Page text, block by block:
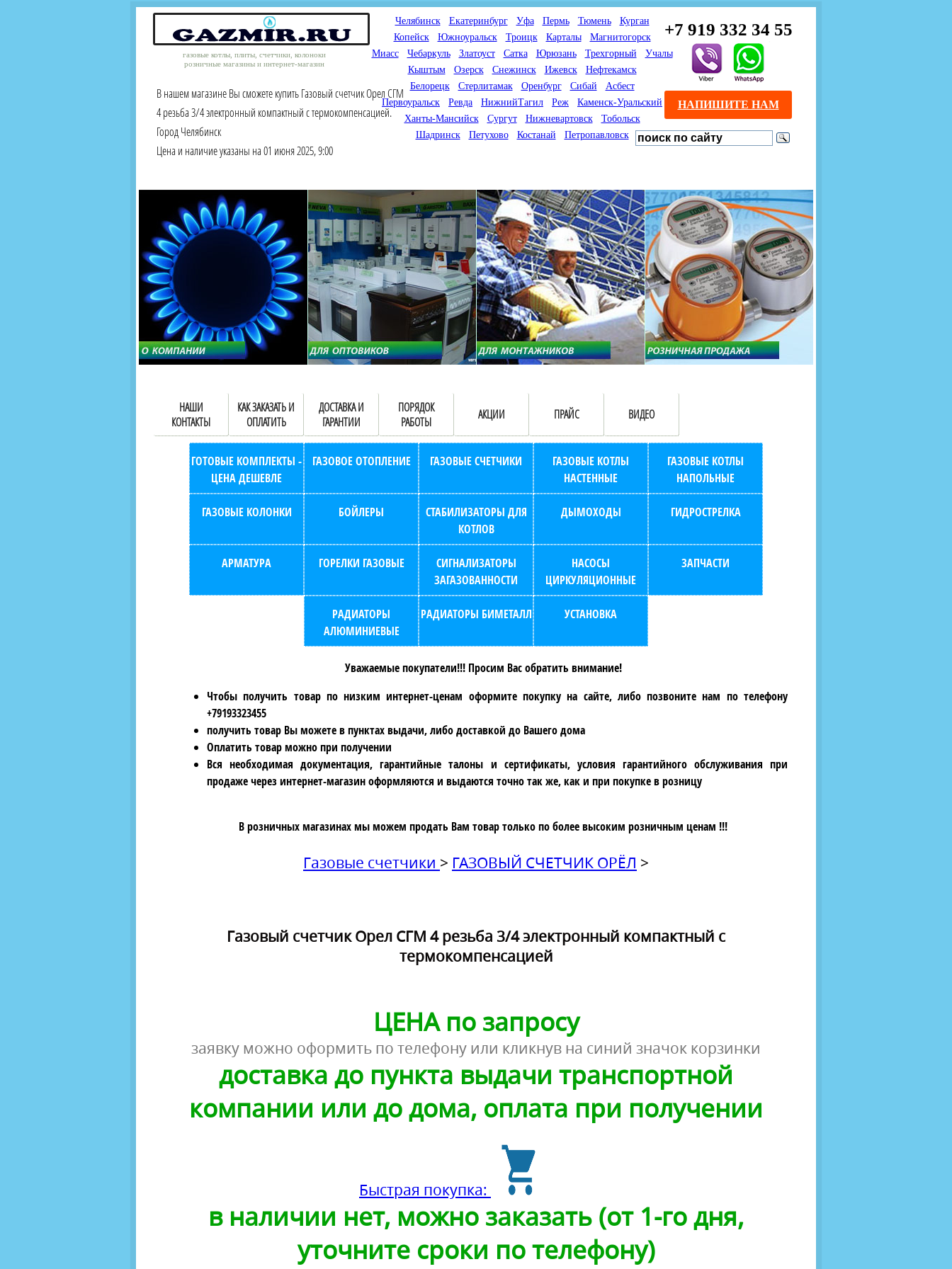
газовые котлы, плиты, счетчики, колоноки
розничные магазины и интернет-магазин
+7 919 332 34 55
Челябинск Екатеринбург Уфа Пермь Тюмень
Курган
Копейск
Южноуральск Троицк Карталы
Магнитогорск
Миасс
Чебаркуль Златоуст Сатка Юрюзань Трехгорный
Учалы
Кыштым
Озерск Снежинск Ижевск
Нефтекамск
Белорецк
Стерлитамак Оренбург Сибай
Асбест
Первоуральск
Ревда НижнийТагил Реж
Каменск-Уральский
Ханты-Мансийск
Сургут Нижневартовск
Тобольск
Шадринск
Петухово Костанай Петропавловск
В нашем магазине Вы сможете купить Газовый счетчик Орел СГМ
4 резьба 3/4 электронный компактный с термокомпенсацией.
Город Челябинск
Цена и наличие указаны на 01 июня 2025, 9:00
НАПИШИТЕ НАМ
Мы продаем газовые котлы
для отопления,
водонагреватели, счетчики
газа с доставкой по городам
России и Казахстана
Мы специализируемся на
снабжении магазинов
газового оборудования.
Предлагаем полный
ассортимент товара для
открытия магазина газового
оборудования в Вашем
городе. Мы знаем что будет
продаваться.
Предлагаем взаимовыгодное
сотрудничество
монтажникам газового
оборудования. Если Вы
занимаетесь установкой
газового оборудования, мы
предлагаем Вам оптовые
цены и документарное
сопровождение Ваших
продаж (берем всю
бухгалтерию "на себя")
НАШИ
КОНТАКТЫ
КАК ЗАКАЗАТЬ И
ОПЛАТИТЬ
ДОСТАВКА И
ГАРАНТИИ
ПОРЯДОК
РАБОТЫ
АКЦИИ ПРАЙС ВИДЕО
ГОТОВЫЕ КОМПЛЕКТЫ -
ЦЕНА ДЕШЕВЛЕ
ГАЗОВОЕ ОТОПЛЕНИЕ ГАЗОВЫЕ СЧЕТЧИКИ
ГАЗОВЫЕ КОТЛЫ
НАСТЕННЫЕ
ГАЗОВЫЕ КОТЛЫ
НАПОЛЬНЫЕ
ГАЗОВЫЕ КОЛОНКИ БОЙЛЕРЫ
СТАБИЛИЗАТОРЫ ДЛЯ
КОТЛОВ
ДЫМОХОДЫ ГИДРОСТРЕЛКА
АРМАТУРА ГОРЕЛКИ ГАЗОВЫЕ
СИГНАЛИЗАТОРЫ
ЗАГАЗОВАННОСТИ
НАСОСЫ
ЦИРКУЛЯЦИОННЫЕ
ЗАПЧАСТИ
РАДИАТОРЫ
АЛЮМИНИЕВЫЕ
РАДИАТОРЫ БИМЕТАЛЛ УСТАНОВКА
Уважаемые покупатели!!! Просим Вас обратить внимание!
Чтобы получить товар по низким интернет-ценам оформите покупку на сайте, либо позвоните нам по телефону
+79193323455
получить товар Вы можете в пунктах выдачи, либо доставкой до Вашего дома
Оплатить товар можно при получении
Вся необходимая документация, гарантийные талоны и сертификаты, условия гарантийного обслуживания при
продаже через интернет-магазин оформляются и выдаются точно так же, как и при покупке в розницу
В розничных магазинах мы можем продать Вам товар только по более высоким розничным ценам !!!
Газовые счетчики > ГАЗОВЫЙ СЧЕТЧИК ОРЁЛ >
Газовый счетчик Орел СГМ 4 резьба 3/4 электронный компактный с
термокомпенсацией
ЦЕНА по запросу
заявку можно оформить по телефону или кликнув на синий значок корзинки
доставка до пункта выдачи транспортной
компании или до дома, оплата при получении
Быстрая покупка:
в наличии нет, можно заказать (от 1-го дня,
уточните сроки по телефону)